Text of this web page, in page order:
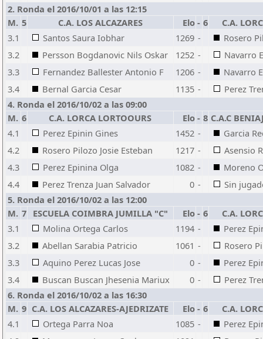
2. Ronda el 2016/10/01 a las 12:15
M. 5 C.A. LOS ALCAZARES Elo - 6
C.A.
3.1
Santos Saura Iobhar 1269 -
Rosero
3.2
Persson Bogdanovic Nils Oskar 1252 -
Navarro
3.3
Fernandez Ballester Antonio F 1206 -
Navarro
3.4
Bernal Garcia Cesar 1135 -
Perez
4. Ronda el 2016/10/02 a las 09:00
M. 6 C.A. LORCA LORTOOURS Elo - 8 C.A.C
4.1
Perez Epinin Gines 1452 -
Garcia
4.2
Rosero Pilozo Josie Esteban 1217 -
Asensio
4.3
Perez Epinina Olga 1082 -
Moreno
4.4
Perez Trenza Juan Salvador 0 -
Sin
5. Ronda el 2016/10/02 a las 12:00
M. 7 ESCUELA COIMBRA JUMILLA "C" Elo - 6
C.A.
3.1
Molina Ortega Carlos 1194 -
Perez
3.2
Abellan Sarabia Patricio 1061 -
Rosero
3.3
Aquino Perez Lucas Jose 0 -
Perez
3.4
Buscan Buscan Jhesenia Mariux 0 -
Perez
6. Ronda el 2016/10/02 a las 16:30
M. 9 C.A. LOS ALCAZARES-AJEDRIZATE Elo - 6
C.A.
4.1
Ortega Parra Noa 1085 -
Perez